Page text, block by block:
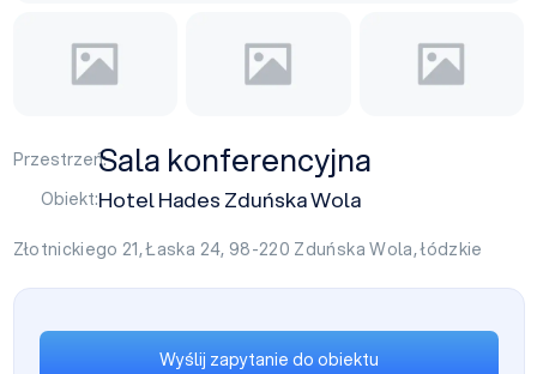
Przestrzeń:Sala konferencyjna
Obiekt:Hotel Hades Zduńska Wola
Złotnickiego 21, Łaska 24, 98-220 Zduńska Wola,łódzkie
Wyślij zapytanie do obiektu